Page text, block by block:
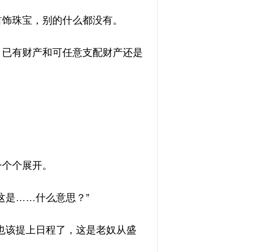
珠宝，别的什么都没有。
有财产和可任意支配财产还是
个展开。
是……什么意思？”
提上日程了，这是老奴从盛